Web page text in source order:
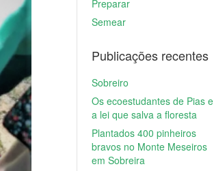
Preparar
Semear
Publicações recentes
Sobreiro
Os ecoestudantes de Pias e
a lei que salva a floresta
Plantados 400 pinheiros
bravos no Monte Meseiros
em Sobreira